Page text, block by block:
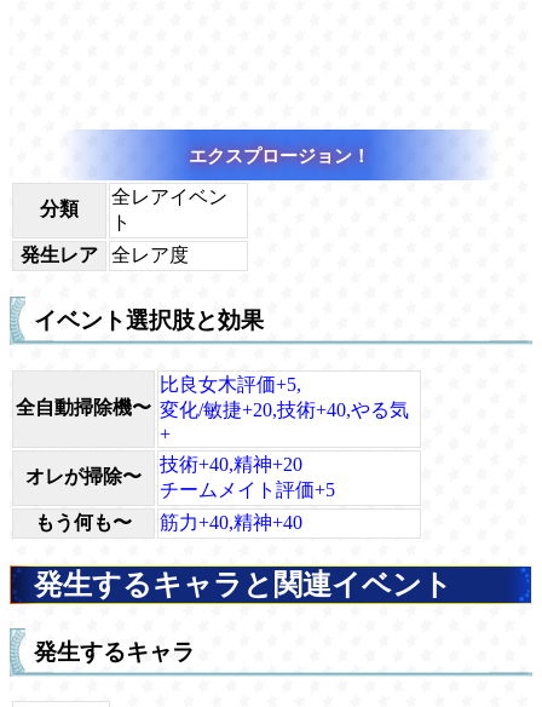
エクスプロージョン！
分類
全レアイベン
ト
発生レア
全レア度
イベント選択肢と効果
全自動掃除機〜
比良女木評価+5,
変化/敏捷+20,技術+40,やる気
+
オレが掃除〜
技術+40,精神+20
チームメイト評価+5
もう何も〜
筋力+40,精神+40
発生するキャラと関連イベント
発生するキャラ